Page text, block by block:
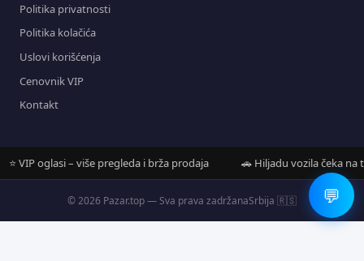
Politika privatnosti
Politika kolačića
Uslovi korišćenja
Cenovnik VIP
Kontakt
VIP oglasi – više pregleda i brža prodaja 🚗 Hiljadu vozila čeka na tebe
© 2026 Pazar.top — Sva prava zadržanaSrbija 🇷🇸 💬